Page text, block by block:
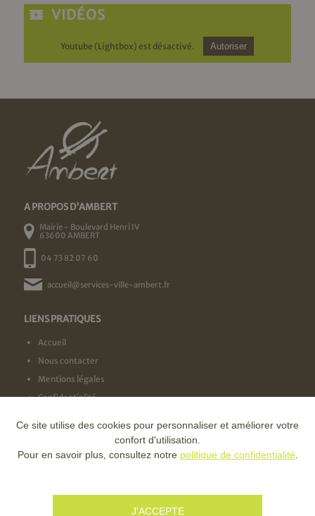
VIDÉOS
Youtube (Lightbox) est désactivé. Autoriser
A PROPOS D'AMBERT
Mairie - Boulevard Henri IV
63600 AMBERT
04 73 82 07 60
accueil@services-ville-ambert.fr
LIENS PRATIQUES
Accueil
Nous contacter
Mentions légales
Confidentialité
NOS LABELS
Ce site utilise des cookies pour personnaliser et améliorer votre
confort d'utilisation.
Pour en savoir plus, consultez notre politique de confidentialité
J'ACCEPTE